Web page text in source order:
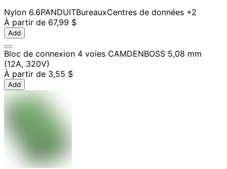
Nylon 6.6PANDUITBureauxCentres de données +2
À partir de 67,99 $
Add
Bloc de connexion 4 voies CAMDENBOSS 5,08 mm
(12A, 320V)
À partir de 3,55 $
Add